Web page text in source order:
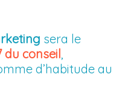
sera le
du conseil
d’habitude au